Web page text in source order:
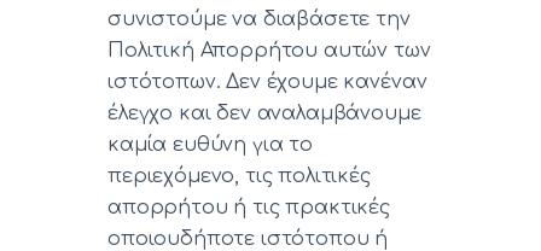
συνιστούμε να διαβάσετε την
Πολιτική Απορρήτου αυτών των
ιστότοπων. Δεν έχουμε κανέναν
έλεγχο και δεν αναλαμβάνουμε
καμία ευθύνη για το
περιεχόμενο, τις πολιτικές
απορρήτου ή τις πρακτικές
οποιουδήποτε ιστότοπου ή